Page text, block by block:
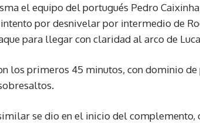
el equipo del portugués Pedro
por desnivelar por intermedio de
para llegar con claridad al arco de
los primeros 45 minutos, con dominio de
se dio en el inicio del complemento,